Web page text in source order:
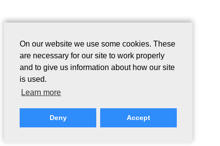
On our website we use some cookies. These
are necessary for our site to work properly
and to give us information about how our site
is used.
Learn more
Deny Accept